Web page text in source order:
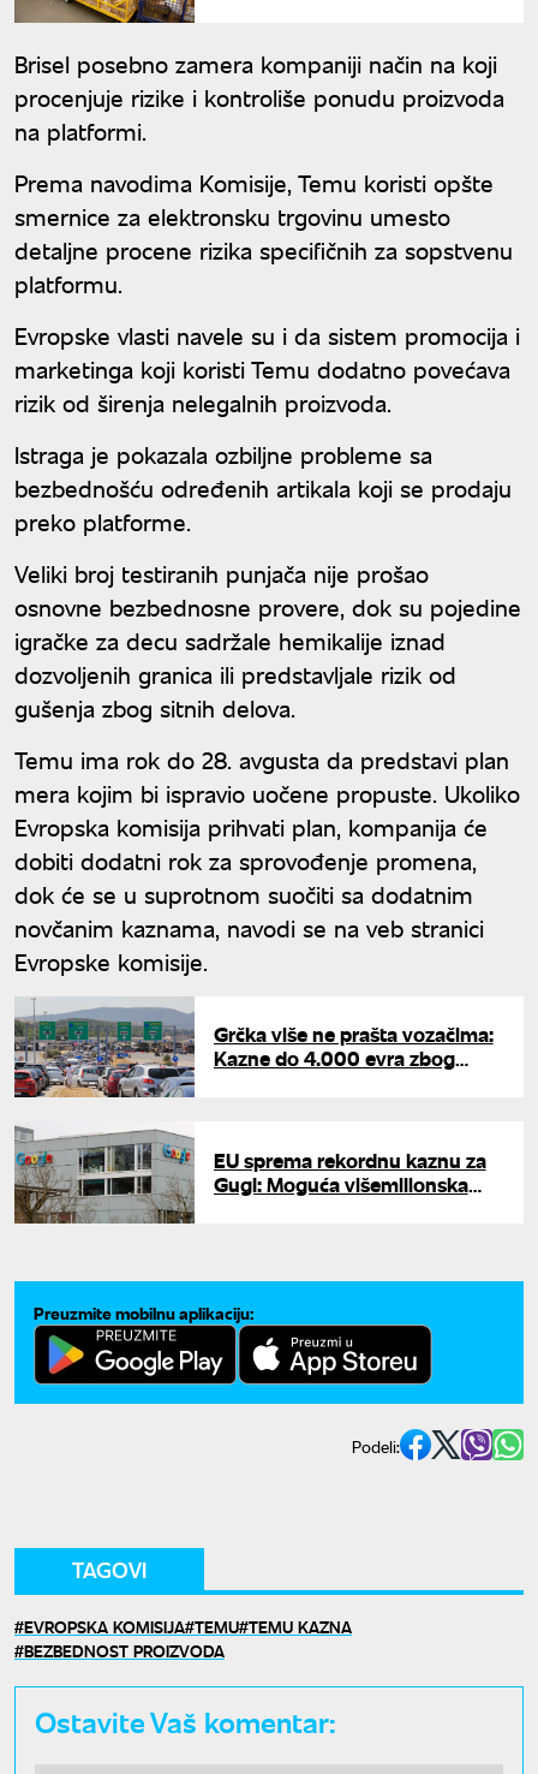
Brisel posebno zamera kompaniji način na koji
procenjuje rizike i kontroliše ponudu proizvoda
na platformi.
Prema navodima Komisije, Temu koristi opšte
smernice za elektronsku trgovinu umesto
detaljne procene rizika specifičnih za sopstvenu
platformu.
Evropske vlasti navele su i da sistem promocija i
marketinga koji koristi Temu dodatno povećava
rizik od širenja nelegalnih proizvoda.
Istraga je pokazala ozbiljne probleme sa
bezbednošću određenih artikala koji se prodaju
preko platforme.
Veliki broj testiranih punjača nije prošao
osnovne bezbednosne provere, dok su pojedine
igračke za decu sadržale hemikalije iznad
dozvoljenih granica ili predstavljale rizik od
gušenja zbog sitnih delova.
Temu ima rok do 28. avgusta da predstavi plan
mera kojim bi ispravio uočene propuste. Ukoliko
Evropska komisija prihvati plan, kompanija će
dobiti dodatni rok za sprovođenje promena,
dok će se u suprotnom suočiti sa dodatnim
novčanim kaznama, navodi se na veb stranici
Evropske komisije.
Grčka više ne prašta vozačima:
Kazne do 4.000 evra zbog
EU sprema rekordnu kaznu za
Gugl: Moguća višemilionska
Preuzmite mobilnu aplikaciju:
Podeli:
TAGOVI
EVROPSKA KOMISIJA TEMU TEMU KAZNA
BEZBEDNOST PROIZVODA
Ostavite Vaš komentar: